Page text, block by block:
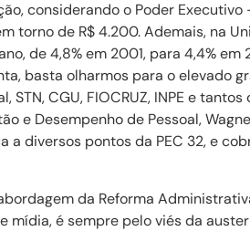
considerando o Poder
torno de R$ 4.200. Ademais, na
de 4,8% em 2001, para 4,4%
basta olharmos para o elevado
STN, CGU, FIOCRUZ, INPE e
e Desempenho de Pessoal,
a diversos pontos da PEC 32, e
da Reforma
mídia, é sempre pelo viés da